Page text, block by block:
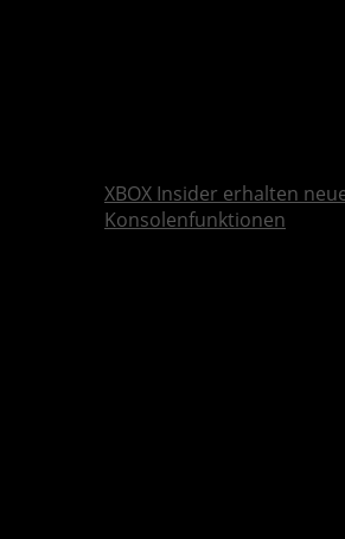
XBOX Insider erhalten
Konsolenfunktionen